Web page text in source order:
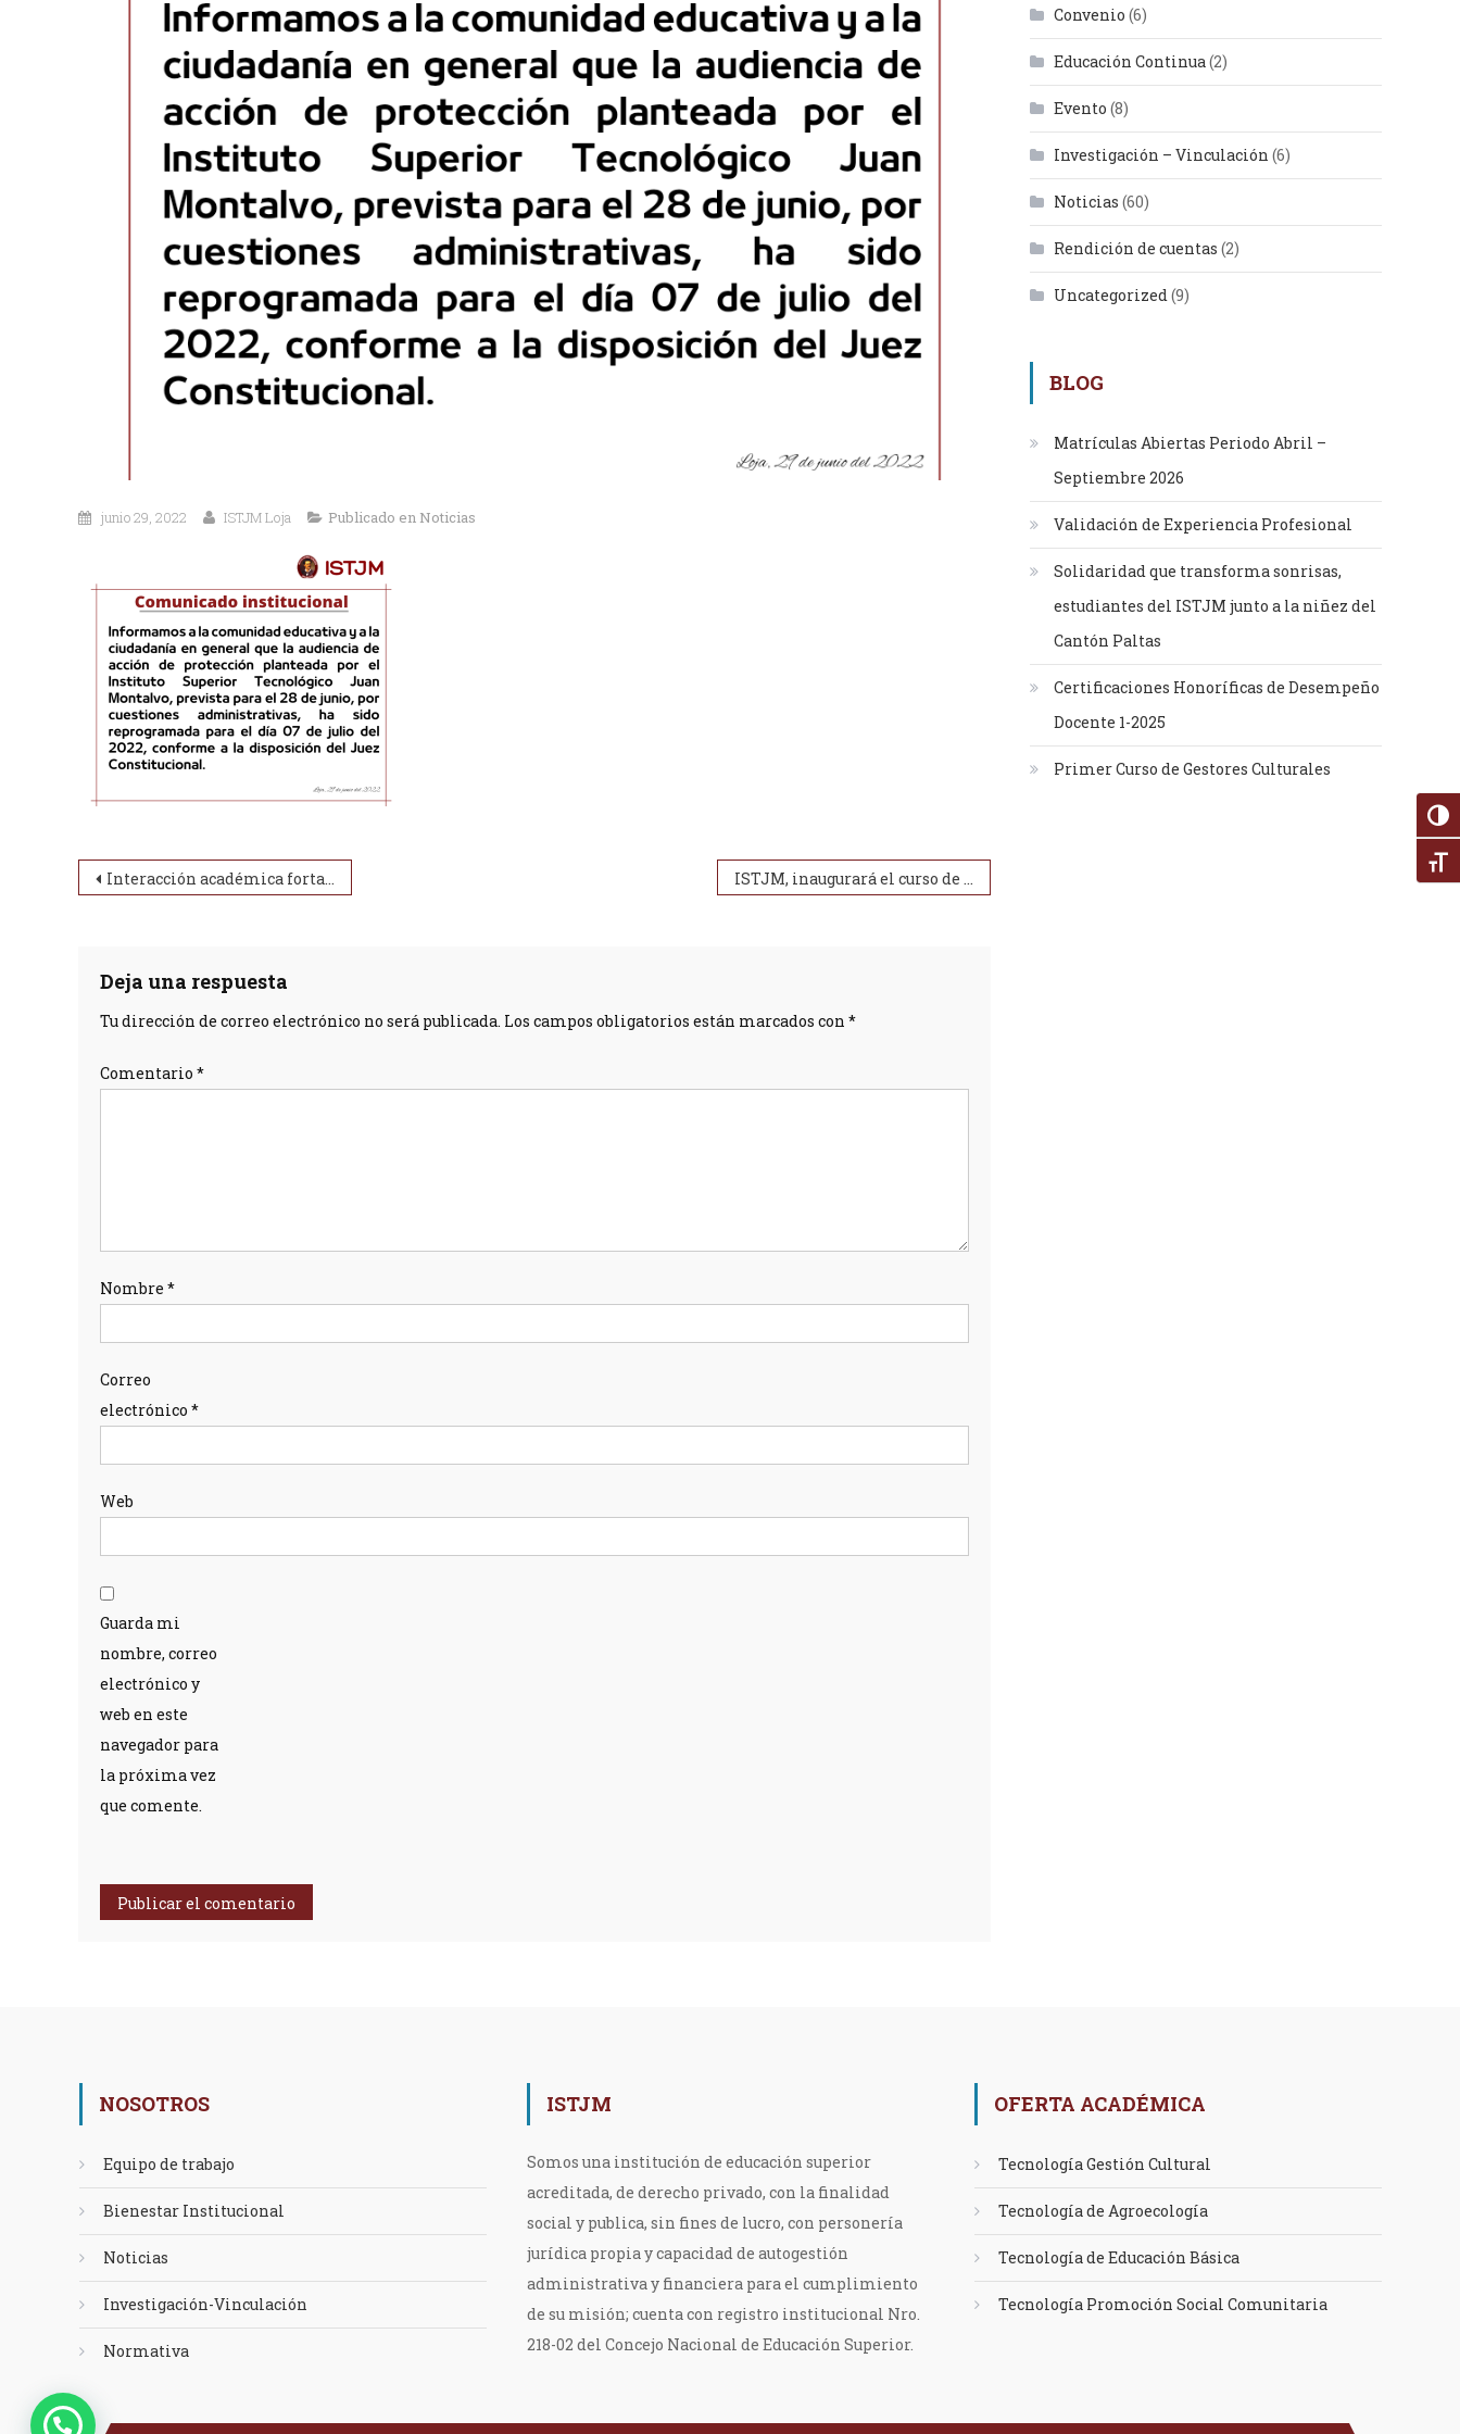
junio 29, 2022 ISTJM Loja Publicado en Noticias
Navegación de entradas
Interacción académica fortalece la unidad ISTJM, inaugurará el curso de guías locales de turismo
Deja una respuesta
Tu dirección de correo electrónico no será publicada. Los campos obligatorios están marcados con *
Comentario *
Nombre *
Correo
electrónico *
Web
Guarda mi
nombre, correo
electrónico y
web en este
navegador para
la próxima vez
que comente.
Convenio (6)
Educación Continua(2)
Evento (8)
Investigación – Vinculación (6)
Noticias (60)
Rendición de cuentas (2)
Uncategorized(9)
BLOG
Matrículas Abiertas Periodo Abril –
Septiembre 2026
Validación de Experiencia Profesional
Solidaridad que transforma sonrisas,
estudiantes del ISTJM junto a la niñez del
Cantón Paltas
Certificaciones Honoríficas de Desempeño
Docente 1-2025
Primer Curso de Gestores Culturales
NOSOTROS
Equipo de trabajo
Bienestar Institucional
Noticias
Investigación-Vinculación
Normativa
ISTJM
Somos una institución de educación superior
acreditada, de derecho privado, con la finalidad
social y publica, sin fines de lucro, con personería
jurídica propia y capacidad de autogestión
administrativa y financiera para el cumplimiento
de su misión; cuenta con registro institucional Nro.
218-02 del Concejo Nacional de Educación Superior.
OFERTA ACADÉMICA
Tecnología Gestión Cultural
Tecnología de Agroecología
Tecnología de Educación Básica
Tecnología Promoción Social Comunitaria